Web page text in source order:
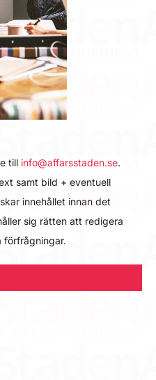
till info@affarsstaden.se.
samt bild + eventuell
innehållet innan det
sig rätten att redigera
förfrågningar.